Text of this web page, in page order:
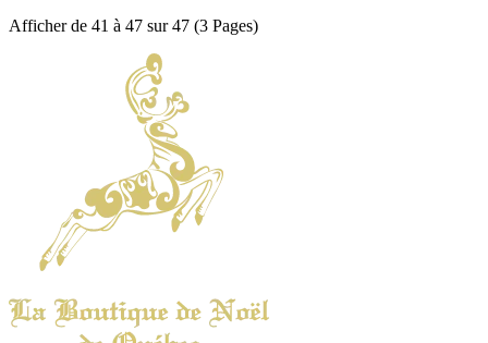
Afficher de 41 à 47 sur 47 (3 Pages)